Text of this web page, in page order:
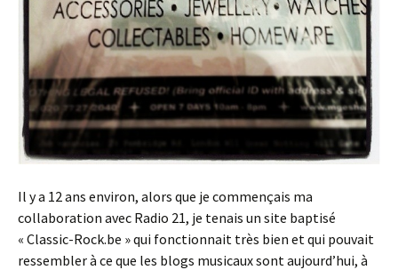
Il y a 12 ans environ, alors que je commençais ma
collaboration avec Radio 21, je tenais un site baptisé
« Classic-Rock.be » qui fonctionnait très bien et qui pouvait
ressembler à ce que les blogs musicaux sont aujourd’hui, à